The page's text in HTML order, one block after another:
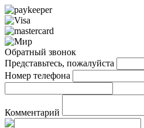
Обратный звонок
Представьтесь, пожалуйста
Номер телефона
Комментарий